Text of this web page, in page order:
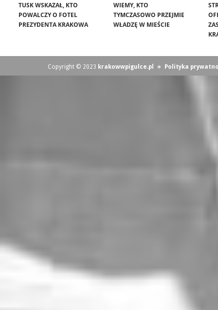
TUSK WSKAZAŁ, KTO
POWALCZY O FOTEL
PREZYDENTA KRAKOWA
WIEMY, KTO
TYMCZASOWO PRZEJMIE
WŁADZĘ W MIEŚCIE
Copyright © 2023 krakowwpigulce.pl ∗ Polityka